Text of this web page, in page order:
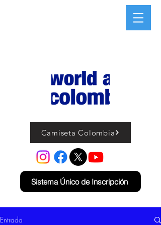
Camiseta Colombia
Sistema Único de Inscripción
Entrada